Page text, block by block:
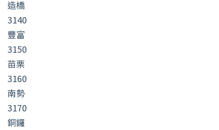
造橋
3140
豐富
3150
苗栗
3160
南勢
3170
銅鑼